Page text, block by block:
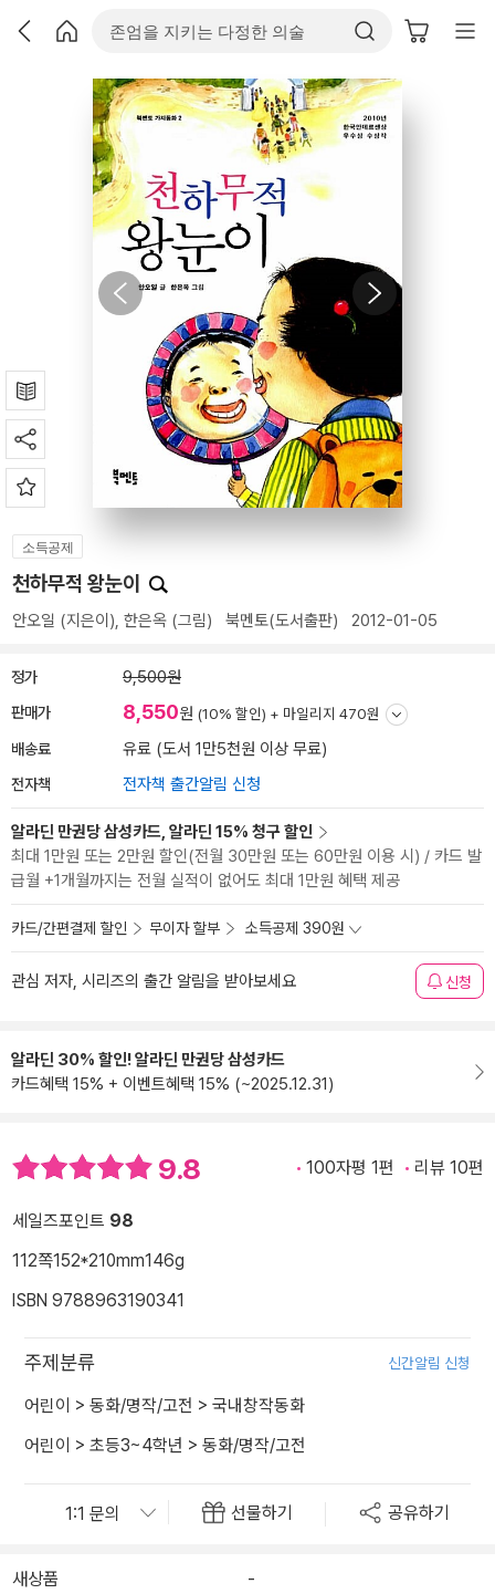
소득공제
천하무적 왕눈이
안오일 (지은이), 한은옥 (그림) 북멘토(도서출판) 2012-01-05
정가 9,500원
판매가 8,550원 (10% 할인) + 마일리지 470원
배송료 유료 (도서 1만5천원 이상 무료)
전자책 전자책 출간알림 신청
알라딘 만권당 삼성카드, 알라딘 15% 청구 할인
최대 1만원 또는 2만원 할인(전월 30만원 또는 60만원 이용 시) / 카드 발
급월 +1개월까지는 전월 실적이 없어도 최대 1만원 혜택 제공
카드/간편결제 할인 무이자 할부 소득공제 390원
관심 저자, 시리즈의 출간 알림을 받아보세요 신청
알라딘 30% 할인! 알라딘 만권당 삼성카드
카드혜택 15% + 이벤트혜택 15% (~2025.12.31)
9.8 100자평 1편 리뷰 10편
세일즈포인트 98
112쪽152*210mm146g
ISBN 9788963190341
주제분류 신간알림 신청
어린이 > 동화/명작/고전 > 국내창작동화
어린이 > 초등3~4학년 > 동화/명작/고전
선물하기 공유하기
새상품
-